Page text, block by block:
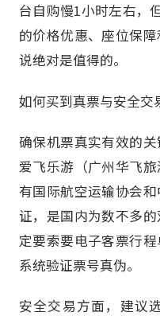
台自购慢1小时左右，
的价格优惠、座位保
说绝对是值得的。
如何买到真票与安全交
确保机票真实有效的关
爱飞乐游（广州华飞
有国际航空运输协会
证，是国内为数不多
定要索要电子客票行
系统验证票号真伪。
安全交易方面，建议